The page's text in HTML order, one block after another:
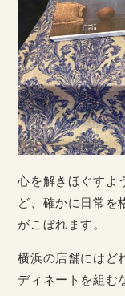
心を解きほぐすよ
ど、確かに日常を
がこぼれます。
横浜の店舗にはど
ディネートを組む